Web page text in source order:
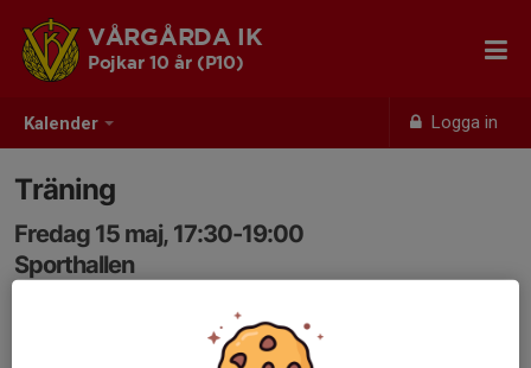
Kalender Logga in
VÅRGÅRDA IK
Pojkar 10 år (P10)
Träning
Fredag 15 maj, 17:30-19:00
Sporthallen